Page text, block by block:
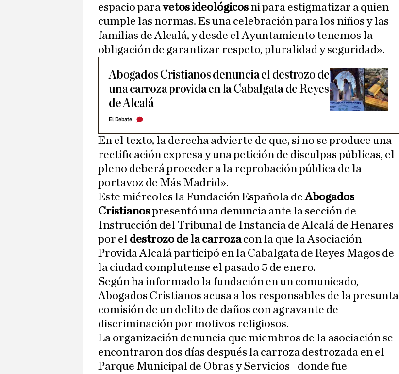
espacio paravetos ideológicos ni para estigmatizar a quien
cumple las normas. Es una celebración para los niños y las
familias de Alcalá, y desde el Ayuntamiento tenemos la
obligación de garantizar respeto, pluralidad y seguridad».
Abogados Cristianos denuncia el destrozo de
una carroza provida en la Cabalgata de Reyes
de Alcalá
El Debate
En el texto, la derecha advierte de que, si no se produce una
rectificación expresa y una petición de disculpas públicas, el
pleno deberá proceder a la reprobación pública de la
portavoz de Más Madrid».
Este miércoles la Fundación Española deAbogados
Cristianospresentó una denuncia ante la sección de
Instrucción del Tribunal de Instancia de Alcalá de Henares
por el destrozo de la carrozacon la que la Asociación
Provida Alcalá participó en la Cabalgata de Reyes Magos de
la ciudad complutense el pasado 5 de enero.
Según ha informado la fundación en un comunicado,
Abogados Cristianos acusa a los responsables de la presunta
comisión de un delito de daños con agravante de
discriminación por motivos religiosos.
La organización denuncia que miembros de la asociación se
encontraron dos días después la carroza destrozada en el
Parque Municipal de Obras y Servicios –donde fue